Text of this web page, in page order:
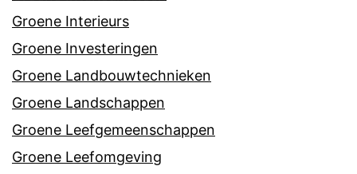
Groene Interieurs
Groene Investeringen
Groene Landbouwtechnieken
Groene Landschappen
Groene Leefgemeenschappen
Groene Leefomgeving